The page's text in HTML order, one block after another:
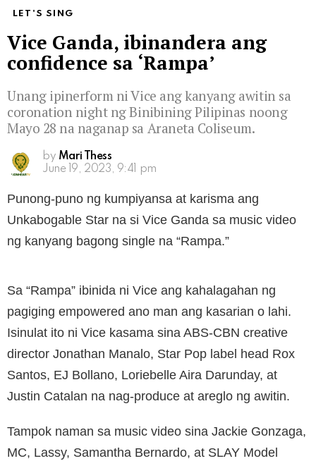
LET'S SING
Vice Ganda, ibinandera ang
confidence sa ‘Rampa’
Unang ipinerform ni Vice ang kanyang awitin sa
coronation night ng Binibining Pilipinas noong
Mayo 28 na naganap sa Araneta Coliseum.
by Mari Thess
June 19, 2023, 9:41 pm
Punong-puno ng kumpiyansa at karisma ang
Unkabogable Star na si Vice Ganda sa music video
ng kanyang bagong single na “Rampa.”
Sa “Rampa” ibinida ni Vice ang kahalagahan ng
pagiging empowered ano man ang kasarian o lahi.
Isinulat ito ni Vice kasama sina ABS-CBN creative
director Jonathan Manalo, Star Pop label head Rox
Santos, EJ Bollano, Loriebelle Aira Darunday, at
Justin Catalan na nag-produce at areglo ng awitin.
Tampok naman sa music video sina Jackie Gonzaga,
MC, Lassy, Samantha Bernardo, at SLAY Model